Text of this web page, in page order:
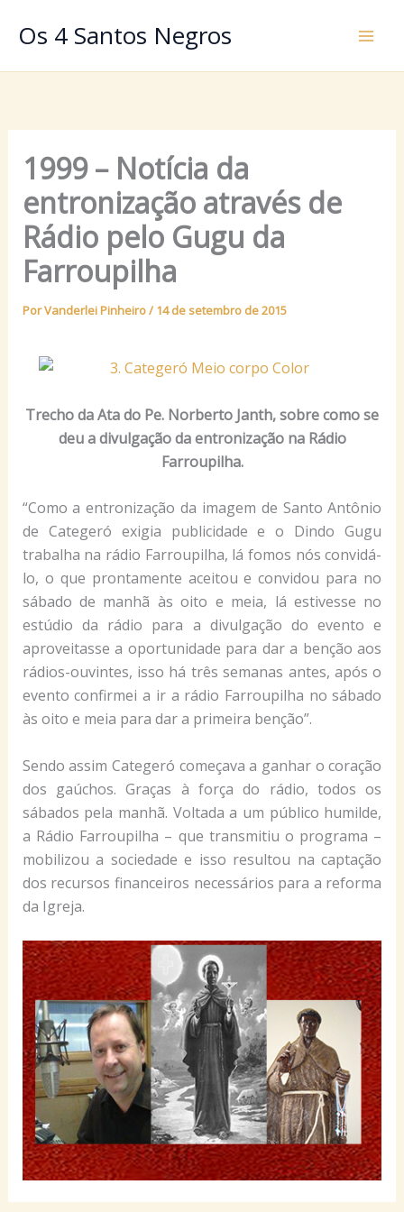
paraOs 4 Santos Negros
1999 – Notícia da
entronização através de
Rádio pelo Gugu da
Farroupilha
PorVanderlei Pinheiro/ 14 de setembro de 2015
Trecho da Ata do Pe. Norberto Janth, sobre como se
deu a divulgação da entronização na Rádio
Farroupilha.
“Como a entronização da imagem de Santo Antônio
de Categeró exigia publicidade e o Dindo Gugu
trabalha na rádio Farroupilha, lá fomos nós convidá-
lo, o que prontamente aceitou e convidou para no
sábado de manhã às oito e meia, lá estivesse no
estúdio da rádio para a divulgação do evento e
aproveitasse a oportunidade para dar a benção aos
rádios-ouvintes, isso há três semanas antes, após o
evento confirmei a ir a rádio Farroupilha no sábado
às oito e meia para dar a primeira benção”.
Sendo assim Categeró começava a ganhar o coração
dos gaúchos. Graças à força do rádio, todos os
sábados pela manhã. Voltada a um público humilde,
a Rádio Farroupilha – que transmitiu o programa –
mobilizou a sociedade e isso resultou na captação
dos recursos financeiros necessários para a reforma
da Igreja.